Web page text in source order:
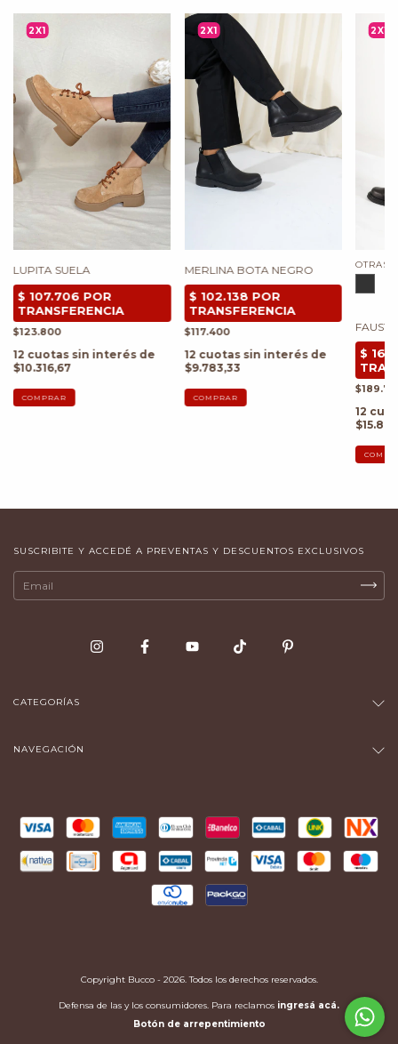
2X1
LUPITA SUELA
$123.800
12 cuotas sin interés de
$10.316,67
COMPRAR
2X1
MERLINA BOTA NEGRO
$117.400
12 cuotas sin interés de
$9.783,33
COMPRAR
2X1
OTRAS
12
SUSCRIBITE Y ACCEDÉ A PREVENTAS Y DESCUENTOS EXCLUSIVOS
CATEGORÍAS
NAVEGACIÓN
Copyright Bucco - 2026. Todos los derechos reservados.
Defensa de las y los consumidores. Para reclamos ingresá acá.
Botón de arrepentimiento